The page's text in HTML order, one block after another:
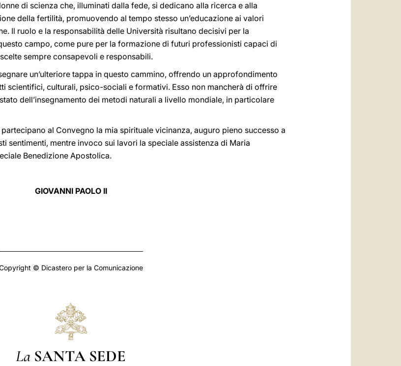
di scienza che, illuminati dalla fede, si dedicano alla ricerca e alla
della fertilità, promuovendo al tempo stesso un’educazione ai valori
Il ruolo e la responsabilità delle Università risultano decisivi per la
campo, come pure per la formazione di futuri professionisti capaci di
sempre consapevoli e responsabili.
un’ulteriore tappa in questo cammino, offrendo un approfondimento
scientifici, culturali, psico-sociali e formativi. Esso non mancherà di offrire
dell’insegnamento dei metodi naturali a livello mondiale, in particolare
al Convegno la mia spirituale vicinanza, auguro pieno successo a
sentimenti, mentre invoco sui lavori la speciale assistenza di Maria
Benedizione Apostolica.
GIOVANNI PAOLO II
© Dicastero per la Comunicazione
La SANTA SEDE